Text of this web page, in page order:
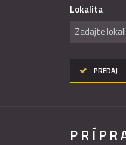
Lokalita
Zadajte
PREDAJ